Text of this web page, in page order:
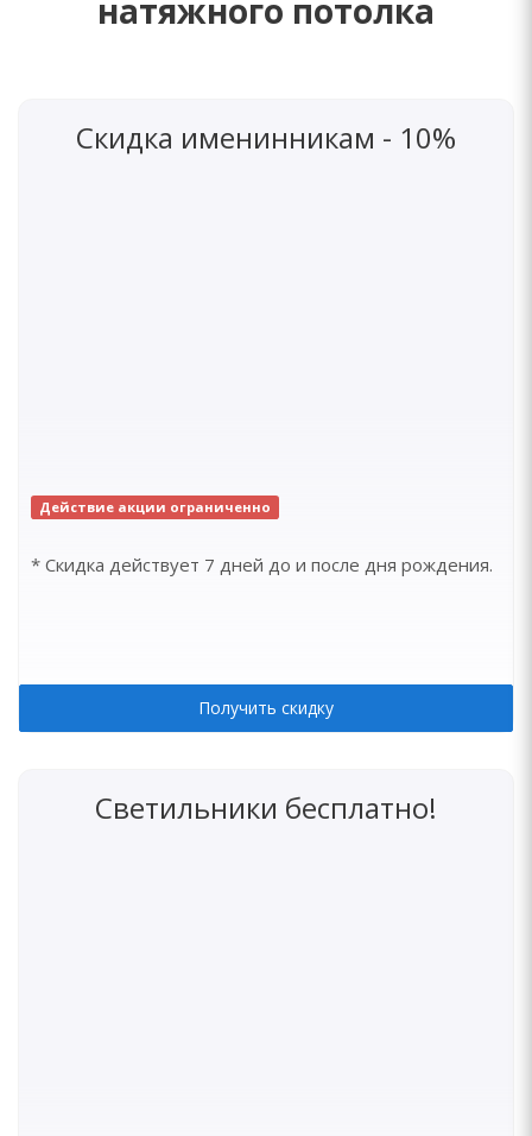
натяжного потолка
Скидка именинникам - 10%
Действие акции ограниченно
* Скидка действует 7 дней до и после дня рождения.
Получить скидку
Светильники бесплатно!